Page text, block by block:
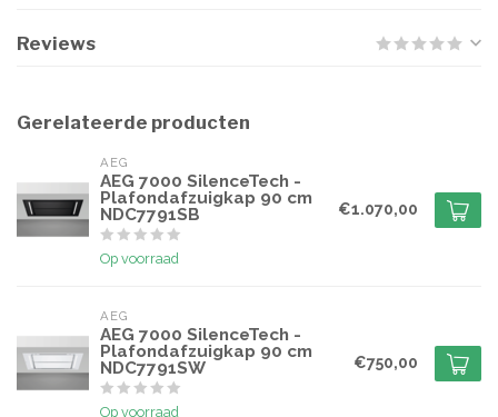
Reviews
Gerelateerde producten
AEG
AEG 7000 SilenceTech -
Plafondafzuigkap 90 cm
NDC7791SB
Op voorraad
€1.070,00
AEG
AEG 7000 SilenceTech -
Plafondafzuigkap 90 cm
NDC7791SW
Op voorraad
€750,00